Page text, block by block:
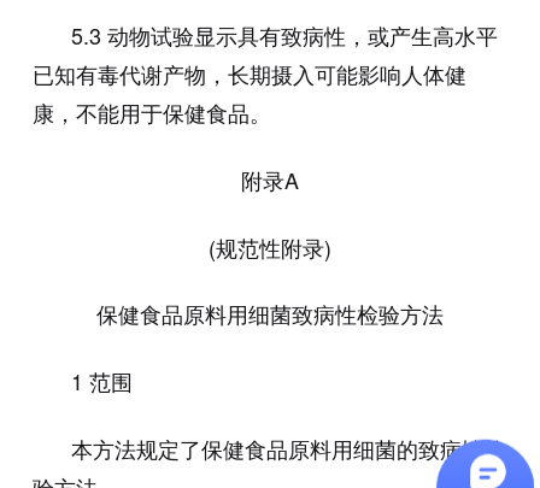
5.3 动物试验显示具有致病性，或产生高水平
已知有毒代谢产物，长期摄入可能影响人体健
康，不能用于保健食品。
附录A
(规范性附录)
保健食品原料用细菌致病性检验方法
1 范围
本方法规定了保健食品原料用细菌的致病性检